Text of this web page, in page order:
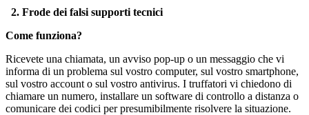
2. Frode dei falsi supporti tecnici
Come funziona?
Ricevete una chiamata, un avviso pop-up o un messaggio che vi
informa di un problema sul vostro computer, sul vostro smartphone,
sul vostro account o sul vostro antivirus. I truffatori vi chiedono di
chiamare un numero, installare un software di controllo a distanza o
comunicare dei codici per presumibilmente risolvere la situazione.